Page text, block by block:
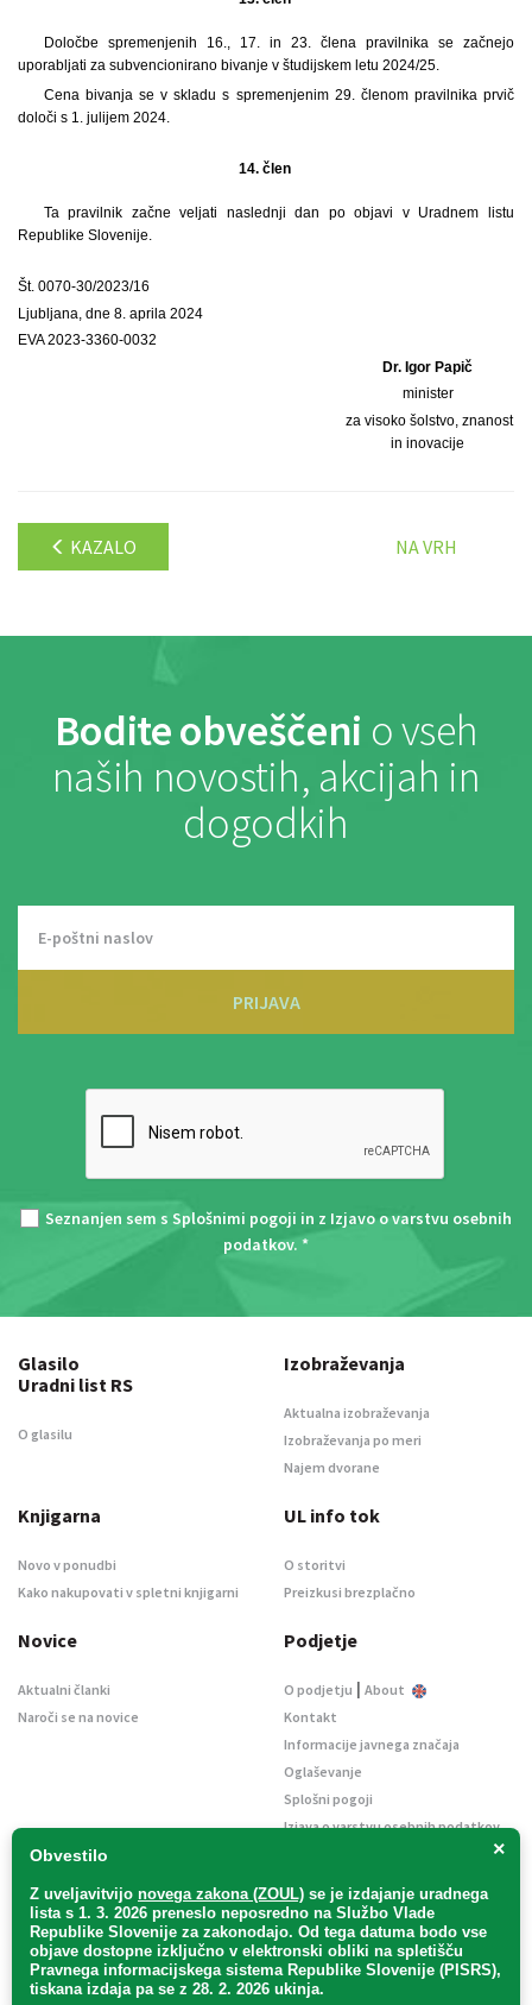
Določbe spremenjenih 16., 17. in 23. člena pravilnika se začnejo
uporabljati za subvencionirano bivanje v študijskem letu 2024/25.
Cena bivanja se v skladu s spremenjenim 29. členom pravilnika prvič
določi s 1. julijem 2024.
14. člen
Ta pravilnik začne veljati naslednji dan po objavi v Uradnem listu
Republike Slovenije.
Št. 0070-30/2023/16
Ljubljana, dne 8. aprila 2024
EVA 2023-3360-0032
Dr. Igor Papič
minister
za visoko šolstvo, znanost
in inovacije
KAZALO NA VRH
Bodite obveščeni o vseh
naših novostih, akcijah in
dogodkih
PRIJAVA
Seznanjen sem s Splošnimi pogoji in z Izjavo o varstvu osebnih
podatkov. *
×
Obvestilo
Z uveljavitvijo novega zakona (ZOUL) se je izdajanje uradnega
lista s 1. 3. 2026 preneslo neposredno na Službo Vlade
Republike Slovenije za zakonodajo. Od tega datuma bodo vse
objave dostopne izključno v elektronski obliki na spletišču
Pravnega informacijskega sistema Republike Slovenije (PISRS),
tiskana izdaja pa se z 28. 2. 2026 ukinja.
Glasilo
Uradni list RS
O glasilu
Izobraževanja
Aktualna izobraževanja
Izobraževanja po meri
Najem dvorane
Knjigarna
Novo v ponudbi
Kako nakupovati v spletni knjigarni
UL info tok
O storitvi
Preizkusi brezplačno
Novice
Aktualni članki
Naroči se na novice
Podjetje
O podjetju | About
Kontakt
Informacije javnega značaja
Oglaševanje
Splošni pogoji
Izjava o varstvu osebnih podatkov
Uradni list d. o. o. – v likvidaciji / Vse pravice pridržane.